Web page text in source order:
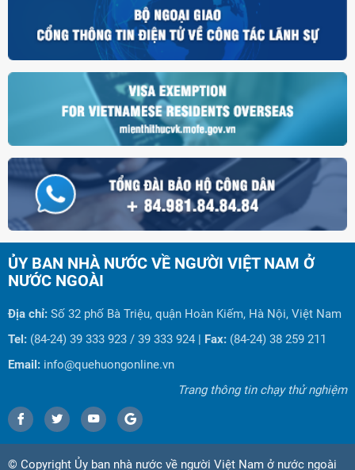
ỦY BAN NHÀ NƯỚC VỀ NGƯỜI VIỆT NAM Ở
NƯỚC NGOÀI
Địa chỉ: Số 32 phố Bà Triệu, quận Hoàn Kiếm, Hà Nội, Việt Nam
Tel: (84-24) 39 333 923 / 39 333 924 | Fax: (84-24) 38 259 211
Email: info@quehuongonline.vn
Trang thông tin chạy thử nghiệm
© Copyright Ủy ban nhà nước về người Việt Nam ở nước ngoài